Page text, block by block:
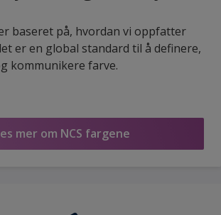
baseret på, hvordan vi oppfatter
er en global standard til å definere,
kommunikere farve.
mer om NCS fargene